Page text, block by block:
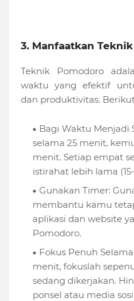
3. Manfaatkan
Teknik Pomodoro
waktu yang efektif
dan produktivitas.
Bagi Waktu Menjadi
selama 25 menit,
menit. Setiap empat
istirahat lebih lama
Gunakan Timer:
membantu kamu
aplikasi dan website
Pomodoro.
Fokus Penuh
menit, fokuslah
sedang dikerjakan.
ponsel atau media